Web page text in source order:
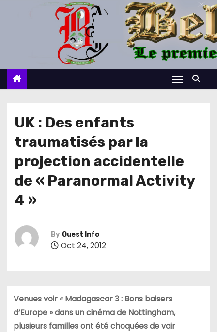
c
UK : Des enfants
traumatisés par la
projection accidentelle
de « Paranormal Activity
4 »
By Ouest Info
Oct 24, 2012
Venues voir « Madagascar 3 : Bons baisers
d’Europe » dans un cinéma de Nottingham,
plusieurs familles ont été choquées de voir